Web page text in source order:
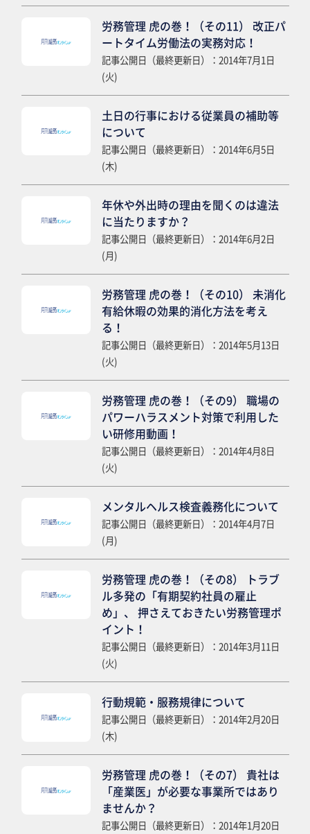
労務管理 虎の巻！（その11） 改正パ
ートタイム労働法の実務対応！
記事公開日（最終更新日）：2014年7月1日
(火)
土日の行事における従業員の補助等
について
記事公開日（最終更新日）：2014年6月5日
(木)
年休や外出時の理由を聞くのは違法
に当たりますか？
記事公開日（最終更新日）：2014年6月2日
(月)
労務管理 虎の巻！（その10） 未消化
有給休暇の効果的消化方法を考え
る！
記事公開日（最終更新日）：2014年5月13日
(火)
労務管理 虎の巻！（その9） 職場の
パワーハラスメント対策で利用した
い研修用動画！
記事公開日（最終更新日）：2014年4月8日
(火)
メンタルヘルス検査義務化について
記事公開日（最終更新日）：2014年4月7日
(月)
労務管理 虎の巻！（その8） トラブ
ル多発の「有期契約社員の雇止
め」、 押さえておきたい労務管理ポ
イント！
記事公開日（最終更新日）：2014年3月11日
(火)
行動規範・服務規律について
記事公開日（最終更新日）：2014年2月20日
(木)
労務管理 虎の巻！（その7） 貴社は
「産業医」が必要な事業所ではあり
ませんか？
記事公開日（最終更新日）：2014年1月20日